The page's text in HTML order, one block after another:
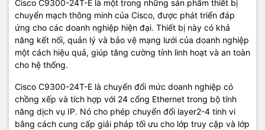
Cisco C9300-24T-E là một trong những sản phẩm thiết bị
chuyển mạch thông minh của Cisco, được phát triển đáp
ứng cho các doanh nghiệp hiện đại. Thiết bị này có khả
năng kết nối, quản lý và bảo vệ mạng lưới của doanh nghiệp
một cách hiệu quả, giúp tăng cường tính linh hoạt và an toàn
cho hệ thống.
Cisco C9300-24T-E là chuyển đổi mức doanh nghiệp có
chồng xếp và tích hợp với 24 cổng Ethernet trong bộ tính
năng dịch vụ IP. Nó cho phép chuyển đổi layer2-4 tinh vi
bằng cách cung cấp giải pháp tối ưu cho lớp truy cập và lớp
công nghệ khác.TIC.VNcam kết mang đếnsản phẩm chính
hãng, giá tốt, dịch vụ chuyên nghiệp, đáp ứng tối đa nhu cầu của
doanh nghiệp cũng như gia đình và cá nhân.